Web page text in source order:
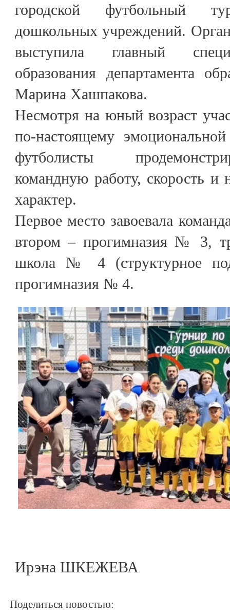
городской футбольный
дошкольных учреждений.
выступила главный
образования департамента
Марина Хашпакова.
Несмотря на юный возраст
по-настоящему
футболисты
командную работу, скорость и
характер.
Первое место завоевала
втором – прогимназия № 3,
школа № 4 (структурное
прогимназия № 4.
Ирэна ШКЕЖЕВА
Поделиться новостью: